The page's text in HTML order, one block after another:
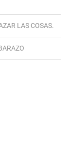
LAS COSAS.